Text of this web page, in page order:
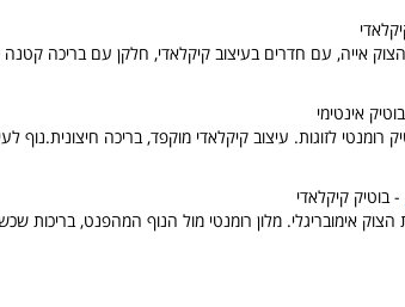
הצוק אייה, עם חדרים בעיצוב קיקלאדי, חלקן עם בריכה
אינטימי
רומנטי לזוגות. עיצוב קיקלאדי מוקפד, בריכה
- בוטיק קיקלאדי
הצוק אימובריגלי. מלון רומנטי מול הנוף המהפנט, בריכות